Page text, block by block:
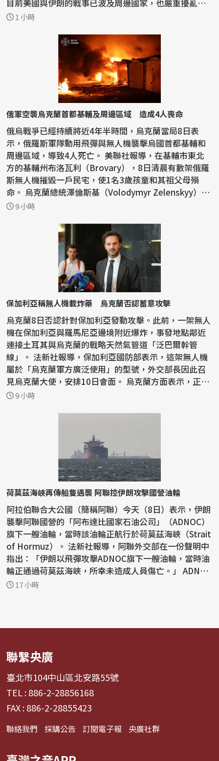
目前美國與伊朗的戰事已波及周邊國家，也嚴重擾亂荷
莫茲...
1 小時
俄軍空襲烏克蘭首都基輔及周邊區域 造成4人喪命
俄烏戰爭已經持續將近4年半時間，烏克蘭當局8日表
示，俄羅斯軍隊動用飛彈與無人機襲擊烏國首都基輔和
周邊區域，導致4人死亡。 美聯社報導，在基輔市東北
方的基輔州布洛瓦利（Brovary），8日清晨有數架俄羅
斯無人機摧毀一戶民宅，使1名3歲孩童和其祖父母殞
命。 烏克蘭總統澤倫斯基（Volodymyr Zelenskyy）還
提到，基輔...
9 小時
保加利亞稱無人機載炸藥 烏克蘭否認蓄意攻擊
烏克蘭8日否認針對保加利亞發動攻擊。此前，一架無人
機在保加利亞與羅馬尼亞邊境附近爆炸，事發地點鄰近
連接土耳其與烏克蘭的戰略天然氣管道「泛巴爾幹管
線」。 法新社報導，保加利亞國防部表示，這架無人機
屬於「烏克蘭軍方廣泛使用」的型號，外交部長因此召
見烏克蘭大使，安排10日會面。 烏克蘭方面表示，正
「與保...
9 小時
荷莫茲海峽再傳船隻遇襲 阿聯控伊朗攻擊國營油輪
阿拉伯聯合大公國（簡稱阿聯）今天（8日）表示，伊朗
襲擊阿聯國營的「阿布達比國家石油公司」（ADNOC）
旗下一艘油輪，當時該油輪正航行於荷莫茲海峽（Strait
of Hormuz）。 法新社報導，阿聯外交部在一份聲明中
指出：「伊朗以飛彈攻擊ADNOC旗下一艘油輪，當時油
輪正通過荷莫茲海峽，所幸未造成人員傷亡。」 ADNOC
昨...17 小時
聯繫央廣
臺北市104中山區北安路55號
TEL : 886-2-28856168
FAX : 886-2-28855423
聯絡我們 採購公告 訂閱電子報 央廣社群